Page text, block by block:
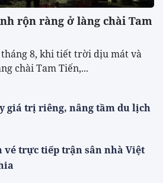
rộn ràng ở làng chài Tam
8, khi tiết trời dịu mát và
chài Tam Tiến,...
giá trị riêng, nâng tầm du lịch
vé trực tiếp trận sân nhà Việt